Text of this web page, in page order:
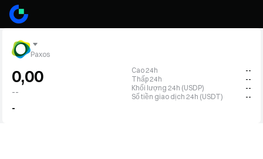
Paxos
0,00
--
-
Cao 24h
--
Thấp 24h
--
Khối lượng 24h (USDP)
--
Số tiền giao dịch 24h (USDT)
--